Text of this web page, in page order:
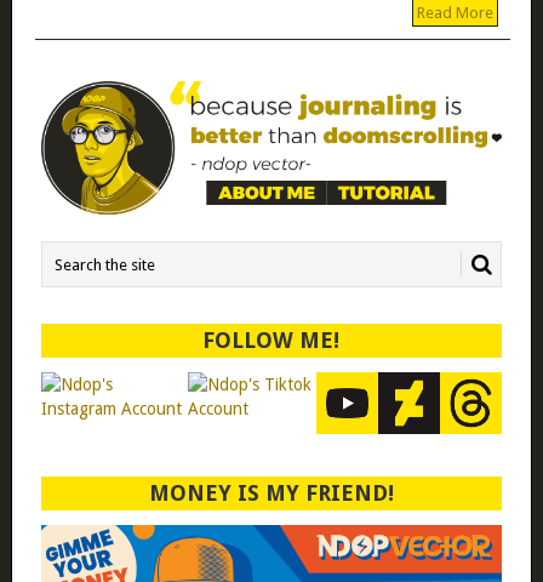
Read More
FOLLOW ME!
MONEY IS MY FRIEND!